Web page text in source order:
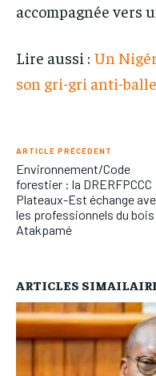
accompagnée vers
Lire aussi : Un
son gri-gri anti-
ARTICLE PRÉCÉDENT
Environnement/Code
forestier : la DRERFPCCC
Plateaux-Est échange
les professionnels du bois
Atakpamé
ARTICLES